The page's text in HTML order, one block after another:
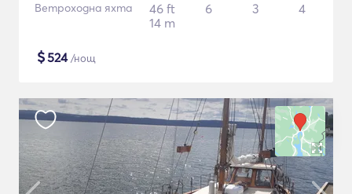
Ветроходна яхта
46 ft
14 m
6 3 4
$524/нощ